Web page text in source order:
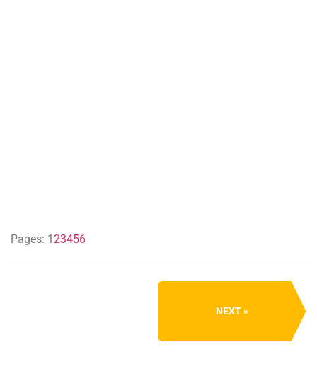
Pages: 123456
NEXT